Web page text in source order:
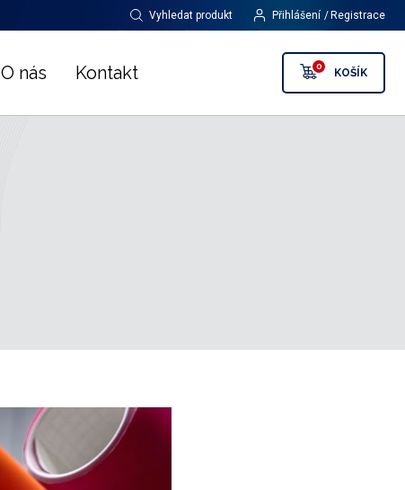
Vyhledat produkt Přihlášení Registrace
O nás Kontakt 0 KOŠÍK